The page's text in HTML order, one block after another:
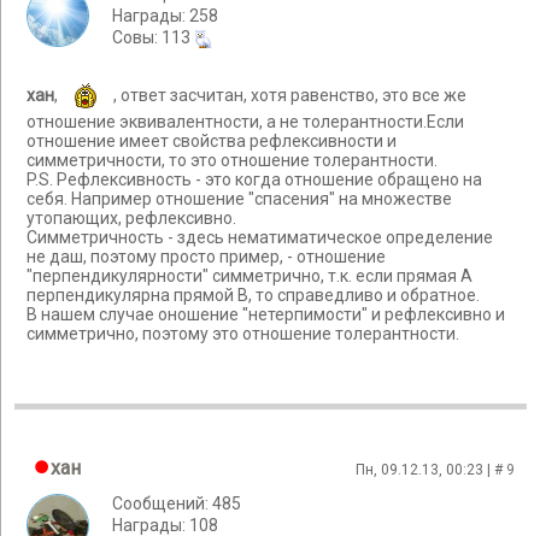
Награды: 258
Cовы: 113
хан,
, ответ засчитан, хотя равенство, это все же
отношение эквивалентности, а не толерантности.Если
отношение имеет свойства рефлексивности и
симметричности, то это отношение толерантности.
P.S. Рефлексивность - это когда отношение обращено на
себя. Например отношение "спасения" на множестве
утопающих, рефлексивно.
Симметричность - здесь нематиматическое определение
не даш, поэтому просто пример, - отношение
"перпендикулярности" симметрично, т.к. если прямая А
перпендикулярна прямой В, то справедливо и обратное.
В нашем случае оношение "нетерпимости" и рефлексивно и
симметрично, поэтому это отношение толерантности.
хан Пн, 09.12.13, 00:23 | # 9
Сообщений: 485
Награды: 108